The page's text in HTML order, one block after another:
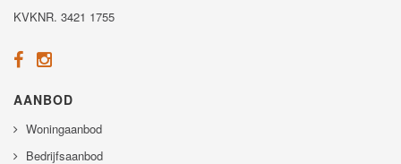
KVKNR. 3421 1755
AANBOD
Woningaanbod
Bedrijfsaanbod